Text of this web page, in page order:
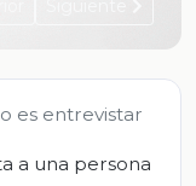
es entrevistar
a una persona